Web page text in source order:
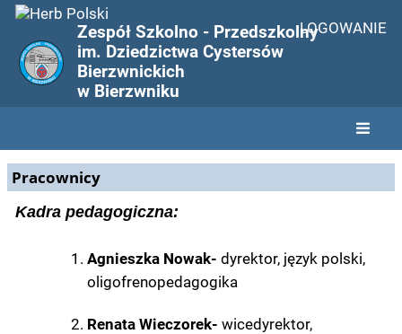
Zespół Szkolno - Przedszkolny
im. Dziedzictwa Cystersów
Bierzwnickich
w Bierzwniku
LOGOWANIE
Pracownicy
Pracownicy
Kadra pedagogiczna:
Agnieszka Nowak-dyrektor, język polski,
oligofrenopedagogika
Renata Wieczorek-wicedyrektor,